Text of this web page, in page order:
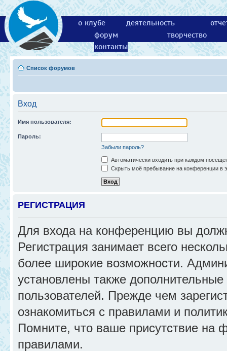
о клубе деятельность
форум
творчество
контакты
Список форумов
Вход
Имя пользователя:
Пароль:
Забыли пароль?
Автоматически входить при каждом
Скрыть моё пребывание на конференции в
РЕГИСТРАЦИЯ
Для входа на конференцию вы
Регистрация занимает всего
более широкие возможности.
установлены также
пользователей. Прежде чем
ознакомиться с правилами и
Помните, что ваше присутствие на
правилами.